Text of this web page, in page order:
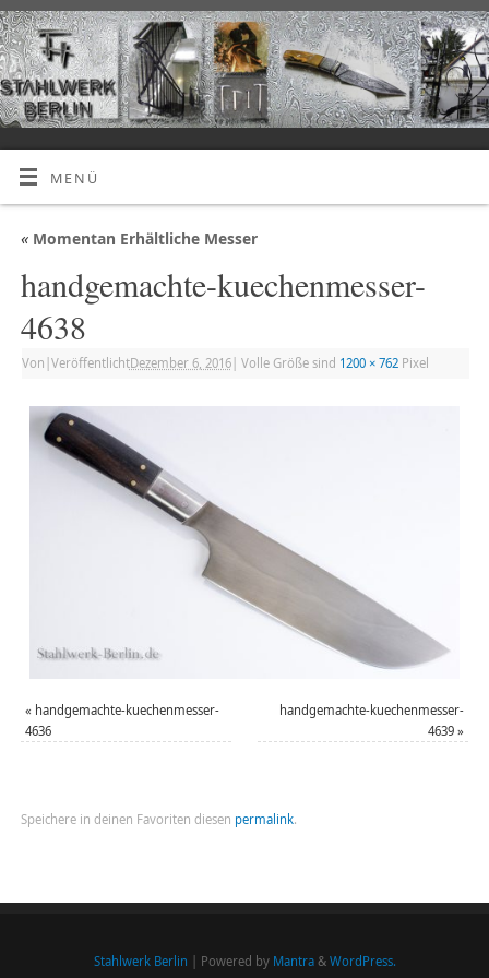
MENÜ
«Momentan Erhältliche Messer
handgemachte-kuechenmesser-
4638
Von |VeröffentlichtDezember 6, 2016| Volle Größe sind 1200 × 762Pixel
« handgemachte-kuechenmesser-
4636
handgemachte-kuechenmesser-
4639 »
Speichere in deinen Favoriten diesen permalink.
Stahlwerk Berlin | Powered by Mantra& WordPress.